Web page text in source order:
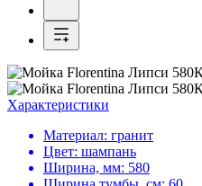
Характеристики
Материал: гранит
Цвет: шампань
Ширина, мм: 580